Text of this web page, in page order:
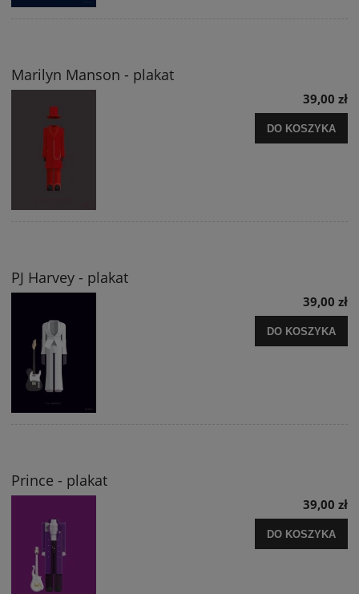
Marilyn Manson - plakat
39,00 zł
DO KOSZYKA
PJ Harvey - plakat
39,00 zł
DO KOSZYKA
Prince - plakat
39,00 zł
DO KOSZYKA